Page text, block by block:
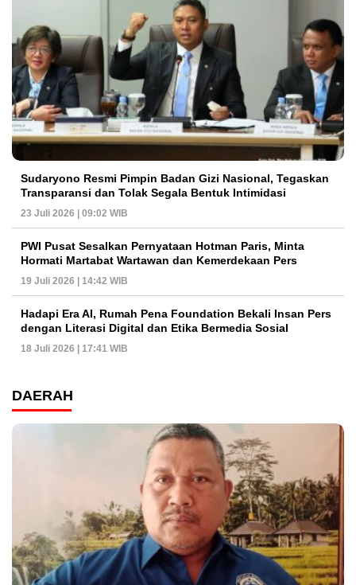
Sudaryono Resmi Pimpin Badan Gizi Nasional, Tegaskan
Transparansi dan Tolak Segala Bentuk Intimidasi
23 Juli 2026 | 09:02 WIB
PWI Pusat Sesalkan Pernyataan Hotman Paris, Minta
Hormati Martabat Wartawan dan Kemerdekaan Pers
19 Juli 2026 | 14:42 WIB
Hadapi Era AI, Rumah Pena Foundation Bekali Insan Pers
dengan Literasi Digital dan Etika Bermedia Sosial
18 Juli 2026 | 17:41 WIB
DAERAH